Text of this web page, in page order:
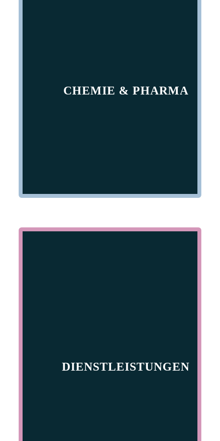
CHEMIE & PHARMA
DIENSTLEISTUNGEN